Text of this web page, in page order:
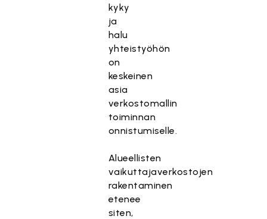
kyky
ja
halu
yhteistyöhön
on
keskeinen
asia
verkostomallin
toiminnan
onnistumiselle.
Alueellisten
vaikuttajaverkostojen
rakentaminen
etenee
siten,